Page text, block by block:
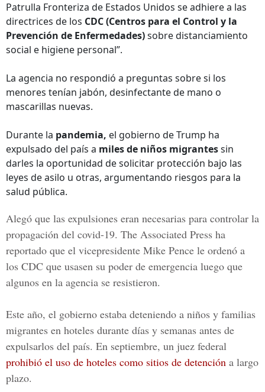
Patrulla Fronteriza de Estados Unidos se adhiere a las
directrices de los CDC (Centros para el Control y la
Prevención de Enfermedades)sobre distanciamiento
social e higiene personal”.
La agencia no respondió a preguntas sobre si los
menores tenían jabón, desinfectante de mano o
mascarillas nuevas.
Durante la pandemia, el gobierno de Trump ha
expulsado del país a miles de niños migrantessin
darles la oportunidad de solicitar protección bajo las
leyes de asilo u otras, argumentando riesgos para la
salud pública.
Alegó que las expulsiones eran necesarias para controlar la
propagación del covid-19. The Associated Press ha
reportado que el vicepresidente Mike Pence le ordenó a
los CDC que usasen su poder de emergencia luego que
algunos en la agencia se resistieron.
Este año, el gobierno estaba deteniendo a niños y familias
migrantes en hoteles durante días y semanas antes de
expulsarlos del país. En septiembre, un juez federal
prohibió el uso de hoteles como sitios de detención a largo
plazo.